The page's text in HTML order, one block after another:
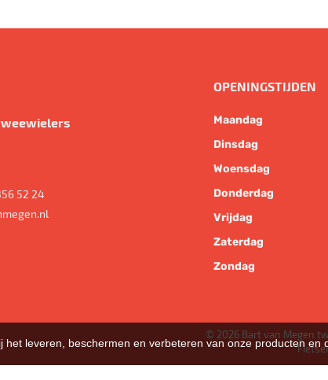
52 24
OPENINGSTIJDEN
Maandag
Dinsdag
Woensdag
Donderdag
Vrijdag
Zaterdag
Zondag
© 2026 Bart van Megen
het leveren, beschermen en verbeteren van onze producten